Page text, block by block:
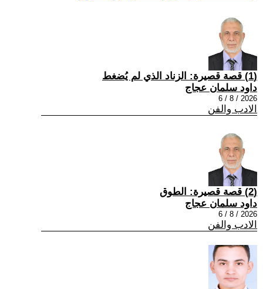
(1) قصة قصيرة: الزناد الذي لم يُضغط
داود سلمان عجاج
2026 / 8 / 6
الادب والفن
(2) قصة قصيرة: الطوق
داود سلمان عجاج
2026 / 8 / 6
الادب والفن